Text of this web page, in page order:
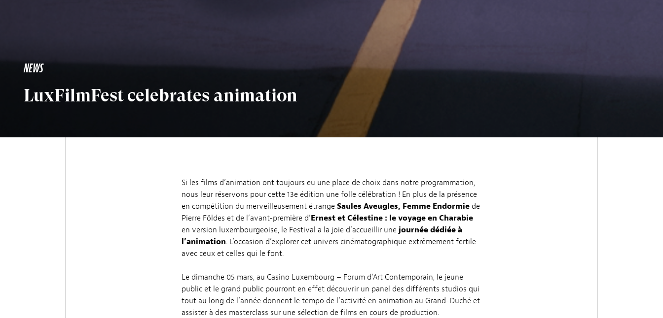
NEWS
LuxFilmFest celebrates animation
Si les films d’animation ont toujours eu une place de choix dans notre programmation,
nous leur réservons pour cette 13e édition une folle célébration ! En plus de la présence
en compétition du merveilleusement étrange Saules Aveugles, Femme Endormie de
Pierre Földes et de l’avant-première d’Ernest et Célestine : le voyage en Charabie
en version luxembourgeoise, le Festival a la joie d’accueillir une journée dédiée à
l’animation. L’occasion d’explorer cet univers cinématographique extrêmement fertile
avec ceux et celles qui le font.
Le dimanche 05 mars, au Casino Luxembourg – Forum d’Art Contemporain, le jeune
public et le grand public pourront en effet découvrir un panel des différents studios qui
tout au long de l’année donnent le tempo de l’activité en animation au Grand-Duché et
assister à des masterclass sur une sélection de films en cours de production.